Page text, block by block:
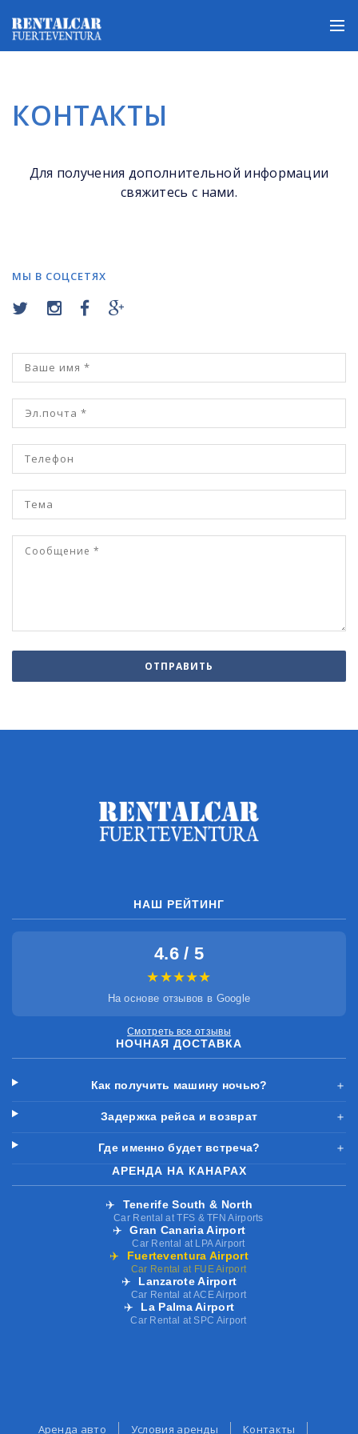
КОНТАКТЫ
Для получения дополнительной информации
свяжитесь с нами.
МЫ В СОЦСЕТЯХ
ОТПРАВИТЬ
НАШ РЕЙТИНГ
4.6 / 5
★★★★★
На основе отзывов в Google
Смотреть все отзывы
НОЧНАЯ ДОСТАВКА
Как получить машину ночью? ＋
Задержка рейса и возврат ＋
Где именно будет встреча?
＋
АРЕНДА НА КАНАРАХ
✈️ Tenerife South & North
Car Rental at TFS & TFN Airports
✈️ Gran Canaria Airport
Car Rental at LPA Airport
✈️ Fuerteventura Airport
Car Rental at FUE Airport
✈️ Lanzarote Airport
Car Rental at ACE Airport
✈️ La Palma Airport
Car Rental at SPC Airport
Аренда авто Условия аренды Контакты